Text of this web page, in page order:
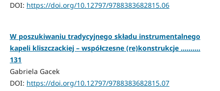
DOI: https://doi.org/10.12797/9788383682815.06
W poszukiwaniu tradycyjnego składu instrumentalnego
kapeli kliszczackiej – współczesne (re)konstrukcje ..........
131
Gabriela Gacek
DOI: https://doi.org/10.12797/9788383682815.07